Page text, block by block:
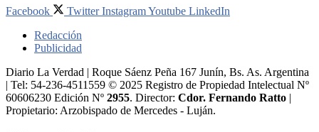
Facebook Twitter InstagramYoutube LinkedIn
Redacción
Publicidad
Diario La Verdad | Roque Sáenz Peña 167 Junín, Bs. As. Argentina
| Tel: 54-236-4511559 © 2025 Registro de Propiedad Intelectual Nº
60606230 Edición Nº 2955. Director:​ Cdor. Fernando Ratto |
Propietario:​ Arzobispado de Mercedes - Luján.